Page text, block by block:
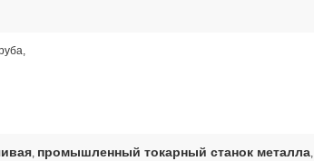
, промышленный токарный станок металла,